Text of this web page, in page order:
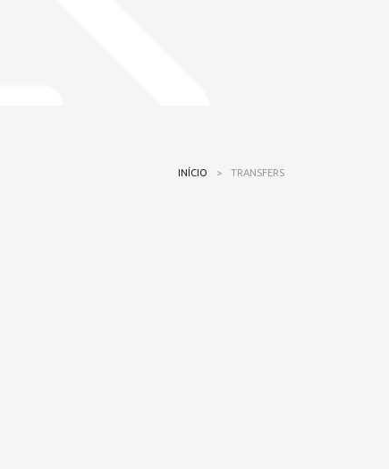
INÍCIO > TRANSFERS